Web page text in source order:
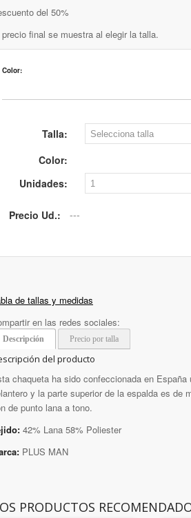
del 50%
precio final se muestra al elegir la talla.
Color:
Talla:
Color:
Unidades:
Precio Ud.:
de tallas y medidas
en las redes sociales:
Descripción Precio por talla
del producto
chaqueta ha sido confeccionada en
y la parte superior de la espalda es de
de punto lana a tono.
42% Lana 58% Poliester
PLUS MAN
PRODUCTOS